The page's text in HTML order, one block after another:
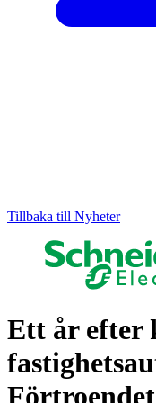
Tillbaka till Nyheter
Ett år efter